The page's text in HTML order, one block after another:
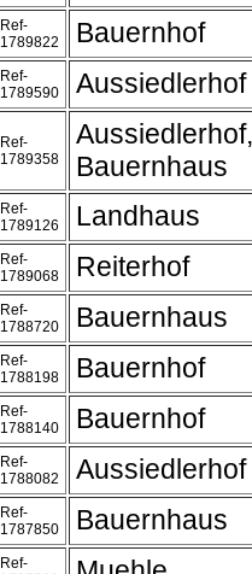
Ref-
1789822
Bauernhof
Ref-
1789590
Aussiedlerhof
Ref-
1789358
Aussiedlerhof,
Bauernhaus
Ref-
1789126
Landhaus
Ref-
1789068
Reiterhof
Ref-
1788720
Bauernhaus
Ref-
1788198
Bauernhof
Ref-
1788140
Bauernhof
Ref-
1788082
Aussiedlerhof
Ref-
1787850
Bauernhaus
Ref-